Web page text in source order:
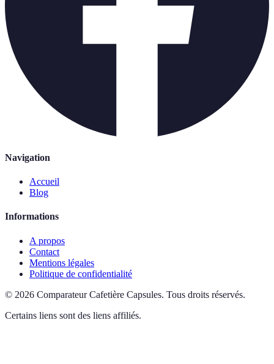
Navigation
Accueil
Blog
Informations
A propos
Contact
Mentions légales
Politique de confidentialité
© 2026 Comparateur Cafetière Capsules. Tous droits réservés.
Certains liens sont des liens affiliés.